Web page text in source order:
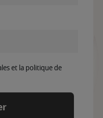
et la politique de